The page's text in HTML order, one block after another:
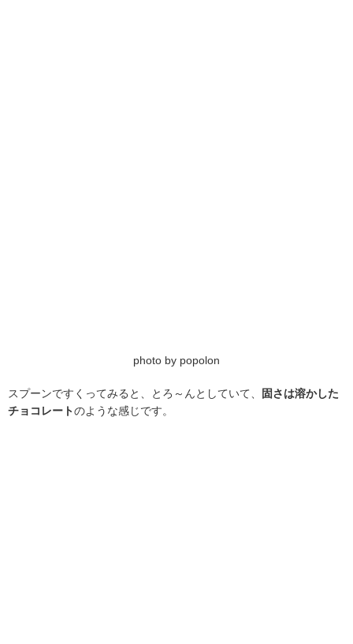
photo by popolon
スプーンですくってみると、とろ～んとしていて、
固さは溶かした
チョコレートのような感じです。